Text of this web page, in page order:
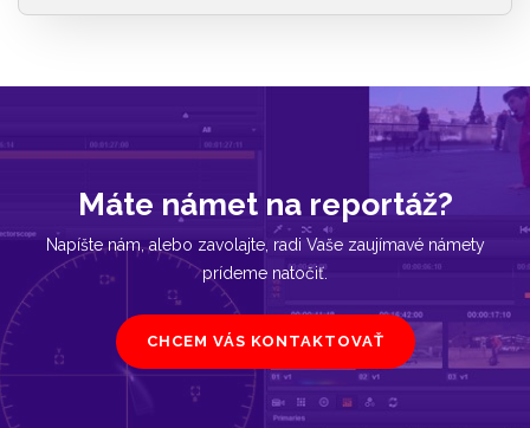
Máte námet na reportáž?
Napíšte nám, alebo zavolajte, radi Vaše zaujímavé námety
prídeme natočiť.
CHCEM VÁS KONTAKTOVAŤ